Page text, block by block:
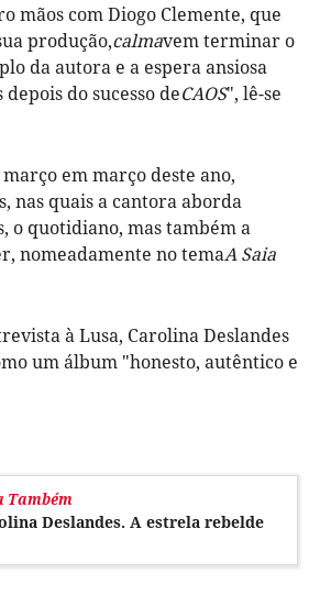
mãos com Diogo Clemente, que
produção,calmavem terminar o
da autora e a espera ansiosa
depois do sucesso deCAOS", lê-se
em março deste ano,
nas quais a cantora aborda
o quotidiano, mas também a
nomeadamente no temaA Saia
à Lusa, Carolina Deslandes
um álbum "honesto, autêntico e
Também
Deslandes. A estrela rebelde